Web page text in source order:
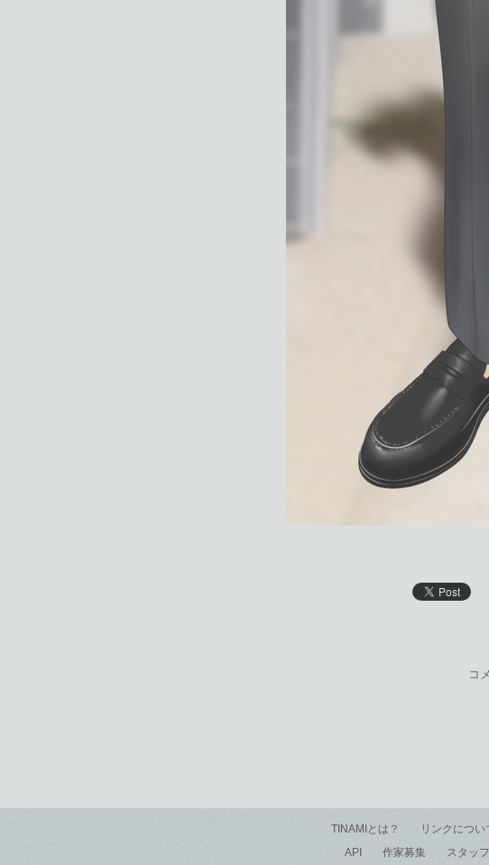
コ
TINAMIとは？ リンクについ
API
作家募集 スタッ